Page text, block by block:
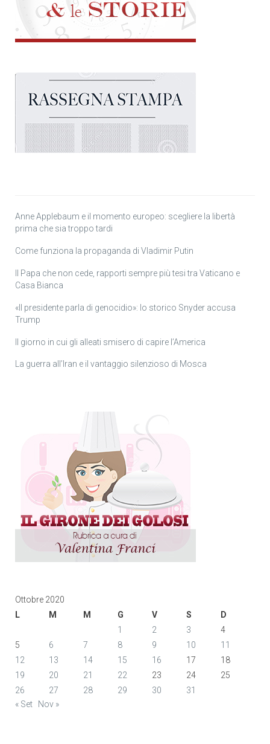
Anne Applebaum e il momento europeo: scegliere la libertà
prima che sia troppo tardi
Come funziona la propaganda di Vladimir Putin
Il Papa che non cede, rapporti sempre più tesi tra Vaticano e
Casa Bianca
«Il presidente parla di genocidio»: lo storico Snyder accusa
Trump
Il giorno in cui gli alleati smisero di capire l’America
La guerra all’Iran e il vantaggio silenzioso di Mosca
Ottobre 2020
L
M M G V S
D
1
2 3
4
5
6 7 8 9 10
11
12
13 14 15 16 17
18
19
20 21 22 23 24
25
26
27 28 29 30
31
« Set
Nov »